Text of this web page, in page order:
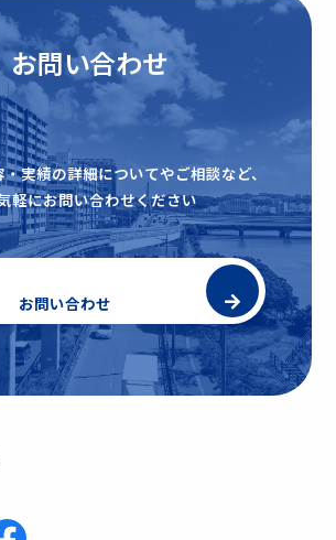
お問い合わせ
実績の詳細についてやご相談など、
軽にお問い合わせください
お問い合わせ